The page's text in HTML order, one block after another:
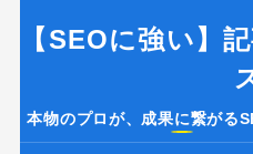
【SEOに強い】
本物のプロが、成果に繋がる